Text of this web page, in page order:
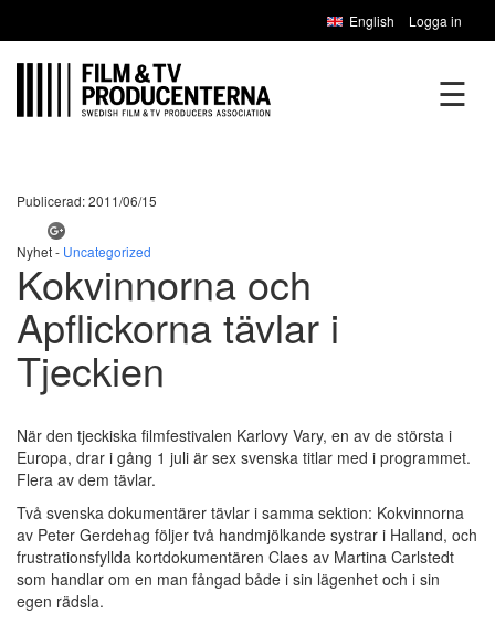
English Logga in
☰
Publicerad: 2011/06/15
Nyhet - Uncategorized
Kokvinnorna och
Apflickorna tävlar i
Tjeckien
När den tjeckiska filmfestivalen Karlovy Vary, en av de största i
Europa, drar i gång 1 juli är sex svenska titlar med i programmet.
Flera av dem tävlar.
Två svenska dokumentärer tävlar i samma sektion: Kokvinnorna
av Peter Gerdehag följer två handmjölkande systrar i Halland, och
frustrationsfyllda kortdokumentären Claes av Martina Carlstedt
som handlar om en man fångad både i sin lägenhet och i sin
egen rädsla.